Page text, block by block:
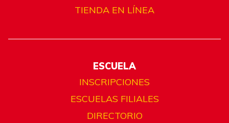
TIENDA EN LÍNEA
ESCUELA
INSCRIPCIONES
ESCUELAS FILIALES
DIRECTORIO